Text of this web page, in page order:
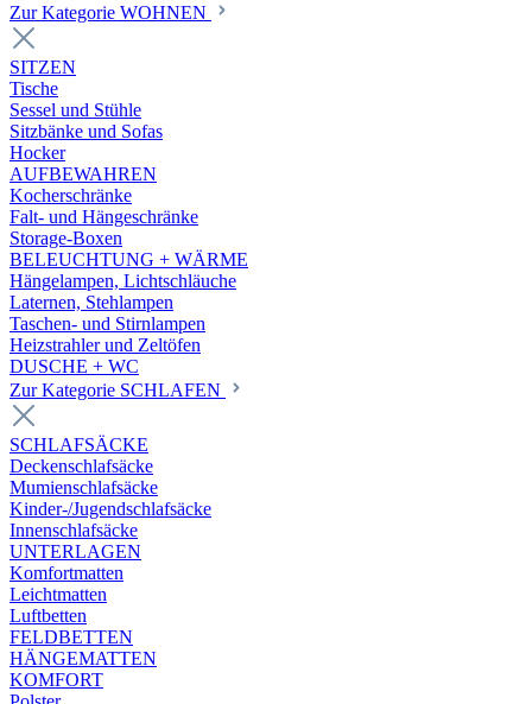
Zur Kategorie WOHNEN
SITZEN
Tische
Sessel und Stühle
Sitzbänke und Sofas
Hocker
AUFBEWAHREN
Kocherschränke
Falt- und Hängeschränke
Storage-Boxen
BELEUCHTUNG + WÄRME
Hängelampen, Lichtschläuche
Laternen, Stehlampen
Taschen- und Stirnlampen
Heizstrahler und Zeltöfen
DUSCHE + WC
Zur Kategorie SCHLAFEN
SCHLAFSÄCKE
Deckenschlafsäcke
Mumienschlafsäcke
Kinder-/Jugendschlafsäcke
Innenschlafsäcke
UNTERLAGEN
Komfortmatten
Leichtmatten
Luftbetten
FELDBETTEN
HÄNGEMATTEN
KOMFORT